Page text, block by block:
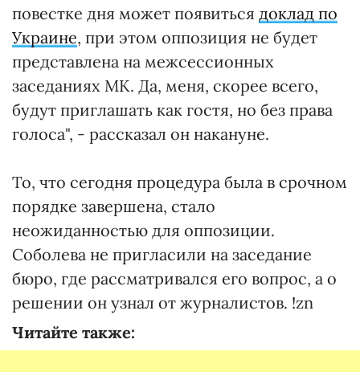
повестке дня может появиться доклад по
Украине, при этом оппозиция не будет
представлена на межсессионных
заседаниях МК. Да, меня, скорее всего,
будут приглашать как гостя, но без права
голоса", - рассказал он накануне.
То, что сегодня процедура была в срочном
порядке завершена, стало
неожиданностью для оппозиции.
Соболева не пригласили на заседание
бюро, где рассматривался его вопрос, а о
решении он узнал от журналистов. !zn
Читайте также: